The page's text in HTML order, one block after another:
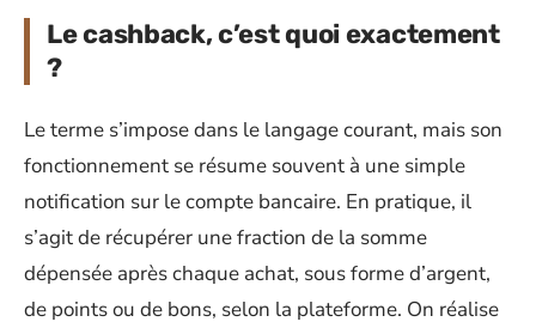
Le cashback, c’est quoi exactement
?
Le terme s’impose dans le langage courant, mais son
fonctionnement se résume souvent à une simple
notification sur le compte bancaire. En pratique, il
s’agit de récupérer une fraction de la somme
dépensée après chaque achat, sous forme d’argent,
de points ou de bons, selon la plateforme. On réalise